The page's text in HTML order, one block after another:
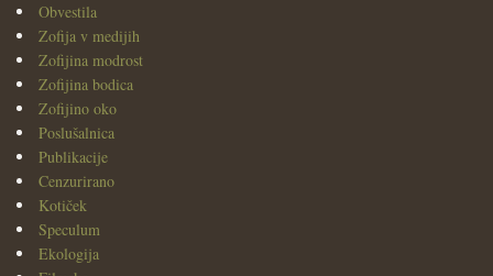
Obvestila
Zofija v medijih
Zofijina modrost
Zofijina bodica
Zofijino oko
Poslušalnica
Publikacije
Cenzurirano
Kotiček
Speculum
Ekologija